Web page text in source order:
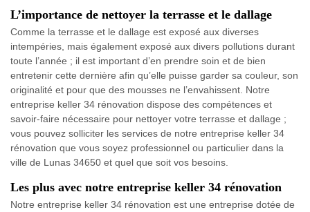
L’importance de nettoyer la terrasse et le dallage
Comme la terrasse et le dallage est exposé aux diverses
intempéries, mais également exposé aux divers pollutions durant
toute l’année ; il est important d’en prendre soin et de bien
entretenir cette dernière afin qu’elle puisse garder sa couleur, son
originalité et pour que des mousses ne l’envahissent. Notre
entreprise keller 34 rénovation dispose des compétences et
savoir-faire nécessaire pour nettoyer votre terrasse et dallage ;
vous pouvez solliciter les services de notre entreprise keller 34
rénovation que vous soyez professionnel ou particulier dans la
ville de Lunas 34650 et quel que soit vos besoins.
Les plus avec notre entreprise keller 34 rénovation
Notre entreprise keller 34 rénovation est une entreprise dotée de